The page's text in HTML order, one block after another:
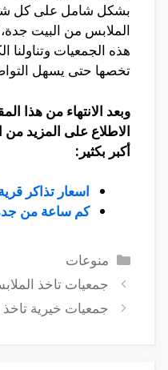
بشكل شامل على كل
الملابس من البيت جدة،
هذه الجمعيات وتناولنا
تخصها حتى يسهل
وبعد الانتهاء من هذا
الاطلاع على المزيد من
أكبر بكثير:
اسعار تذاكر
كم ساعة من جدة
التصنيفات
منوعات
جمعيات تاخذ
جمعيات خيرية تاخذ